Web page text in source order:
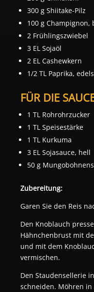
300 g Shiitake-Pilz
100 g Champignon,
2 Frühlingszwiebel
3 EL Sojaöl
2 EL Cashewkern
1/2 TL Paprika,
FÜR DIE
1 TL Rohrohrzucker
1 TL Speisestärke
1 TL Kurkuma
3 EL Sojasauce, hell
50 g
Zubereitung:
Garen Sie den Reis
Den Knoblauch
Hähnchenbrust mit
und mit dem
vermischen.
Den Staudensellerie
schneiden. Möhren